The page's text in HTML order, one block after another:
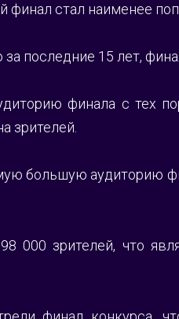
финал стал наименее
последние 15 лет,
финала с тех
зрителей.
большую аудиторию
000 зрителей, что